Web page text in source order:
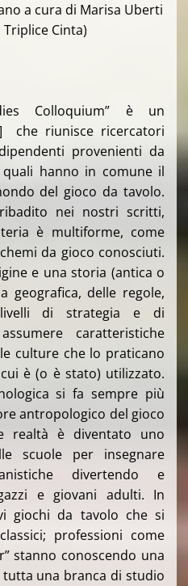
a cura di Marisa Uberti
Cinta)
Colloquium” è un
che riunisce ricercatori
provenienti da
hanno in comune il
del gioco da tavolo.
nei nostri scritti,
è multiforme, come
da gioco conosciuti.
e una storia (antica o
geografica, delle regole,
di strategia e di
caratteristiche
culture che lo praticano
è (o è stato) utilizzato.
si fa sempre più
antropologico del gioco
realtà è diventato uno
scuole per insegnare
divertendo e
e giovani adulti. In
giochi da tavolo che si
professioni come
stanno conoscendo una
tutta una branca di studio